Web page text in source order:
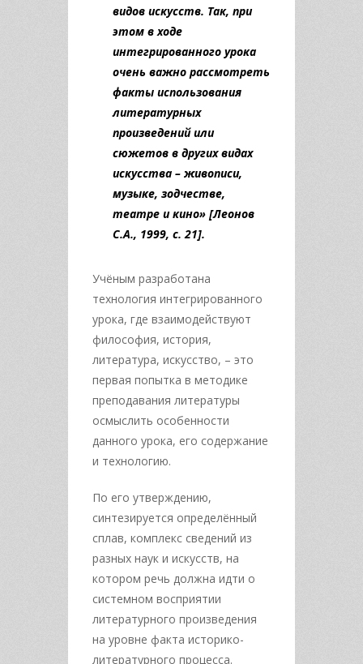
видов искусств. Так, при
этом в ходе
интегрированного урока
очень важно рассмотреть
факты использования
литературных
произведений или
сюжетов в других видах
искусства – живописи,
музыке, зодчестве,
театре и кино» [Леонов
С.А., 1999, с. 21].
Учёным разработана
технология интегрированного
урока, где взаимодействуют
философия, история,
литература, искусство, – это
первая попытка в методике
преподавания литературы
осмыслить особенности
данного урока, его содержание
и технологию.
По его утверждению,
синтезируется определённый
сплав, комплекс сведений из
разных наук и искусств, на
котором речь должна идти о
системном восприятии
литературного произведения
на уровне факта историко-
литературного процесса.